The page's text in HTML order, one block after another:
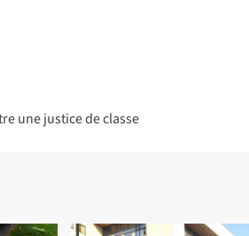
une justice de classe